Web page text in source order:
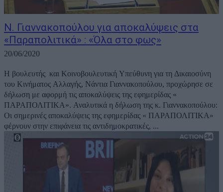
Ν. Γιαννακοπούλου για αποκαλύψεις στα
«Παραπολιτικά» : «Όλα στο φως»
20/06/2020
Η βουλευτής και Κοινοβουλευτική Υπεύθυνη για τη Δικαιοσύνη
του Κινήματος Αλλαγής, Νάντια Γιαννακοπούλου, προχώρησε σε
δήλωση με αφορμή τις αποκαλύψεις της εφημερίδας «
ΠΑΡΑΠΟΛΙΤΙΚΑ». Αναλυτικά η δήλωση της κ. Γιαννακοπούλου:
Oι σημερινές αποκαλύψεις της εφημερίδας « ΠΑΡΑΠΟΛΙΤΙΚΑ»
φέρνουν στην επιφάνεια τις αντιδημοκρατικές, ...